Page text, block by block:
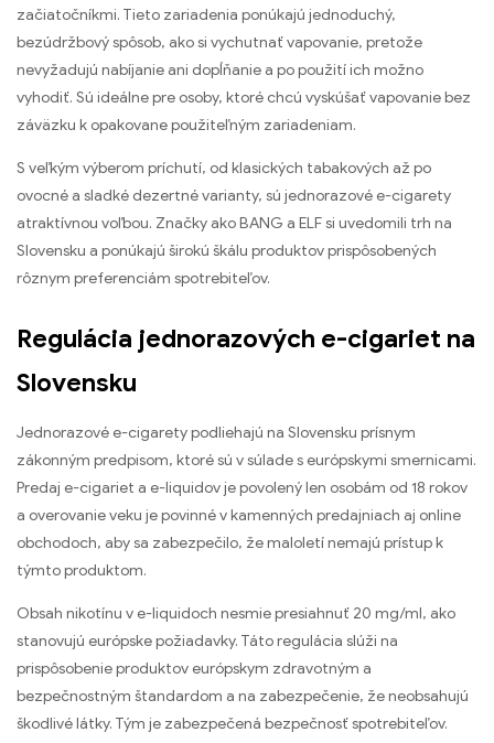
začiatočníkmi. Tieto zariadenia ponúkajú jednoduchý,
bezúdržbový spôsob, ako si vychutnať vapovanie, pretože
nevyžadujú nabíjanie ani dopĺňanie a po použití ich možno
vyhodiť. Sú ideálne pre osoby, ktoré chcú vyskúšať vapovanie bez
záväzku k opakovane použiteľným zariadeniam.
S veľkým výberom príchutí, od klasických tabakových až po
ovocné a sladké dezertné varianty, sú jednorazové e-cigarety
atraktívnou voľbou. Značky ako BANG a ELF si uvedomili trh na
Slovensku a ponúkajú širokú škálu produktov prispôsobených
rôznym preferenciám spotrebiteľov.
Regulácia jednorazových e-cigariet na
Slovensku
Jednorazové e-cigarety podliehajú na Slovensku prísnym
zákonným predpisom, ktoré sú v súlade s európskymi smernicami.
Predaj e-cigariet a e-liquidov je povolený len osobám od 18 rokov
a overovanie veku je povinné v kamenných predajniach aj online
obchodoch, aby sa zabezpečilo, že maloletí nemajú prístup k
týmto produktom.
Obsah nikotínu v e-liquidoch nesmie presiahnuť 20 mg/ml, ako
stanovujú európske požiadavky. Táto regulácia slúži na
prispôsobenie produktov európskym zdravotným a
bezpečnostným štandardom a na zabezpečenie, že neobsahujú
škodlivé látky. Tým je zabezpečená bezpečnosť spotrebiteľov.